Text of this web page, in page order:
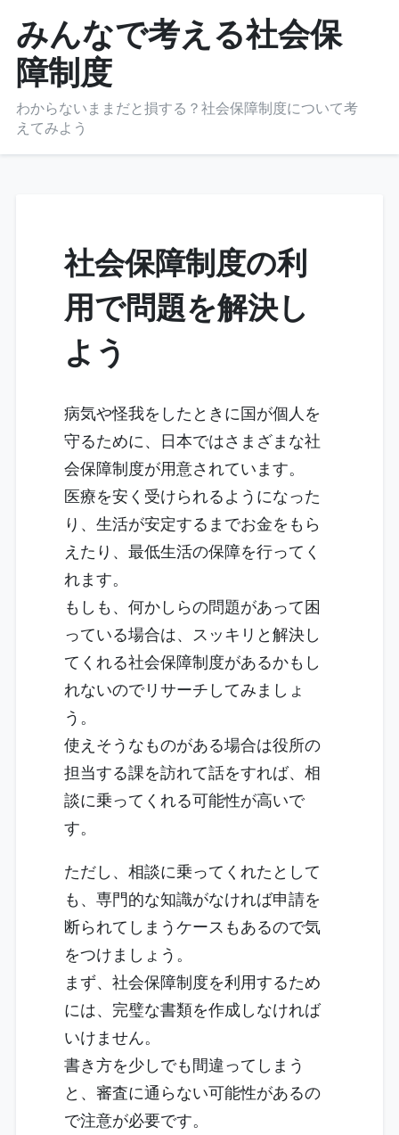
content
みんなで考える社会保
障制度
わからないままだと損する？社会保障制度について考
えてみよう
社会保障制度の利
用で問題を解決し
よう
病気や怪我をしたときに国が個人を
守るために、日本ではさまざまな社
会保障制度が用意されています。
医療を安く受けられるようになった
り、生活が安定するまでお金をもら
えたり、最低生活の保障を行ってく
れます。
もしも、何かしらの問題があって困
っている場合は、スッキリと解決し
てくれる社会保障制度があるかもし
れないのでリサーチしてみましょ
う。
使えそうなものがある場合は役所の
担当する課を訪れて話をすれば、相
談に乗ってくれる可能性が高いで
す。
ただし、相談に乗ってくれたとして
も、専門的な知識がなければ申請を
断られてしまうケースもあるので気
をつけましょう。
まず、社会保障制度を利用するため
には、完璧な書類を作成しなければ
いけません。
書き方を少しでも間違ってしまう
と、審査に通らない可能性があるの
で注意が必要です。